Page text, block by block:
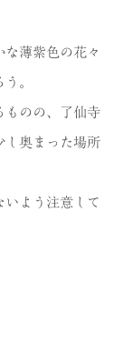
薄紫色の花々
。
ものの、了仙寺
し奥まった場所
いよう注意して